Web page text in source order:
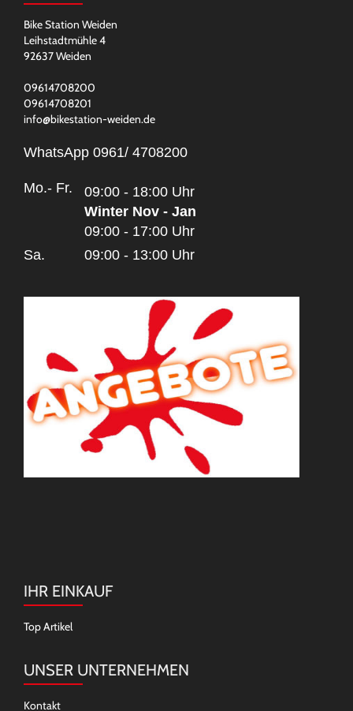
Bike Station Weiden
Leihstadtmühle 4
92637 Weiden
09614708200
09614708201
info@bikestation-weiden.de
WhatsApp 0961/ 4708200
Mo.- Fr. 09:00 - 18:00 Uhr
Winter Nov - Jan
09:00 - 17:00 Uhr
Sa.
09:00 - 13:00 Uhr
IHR EINKAUF
Top Artikel
UNSER UNTERNEHMEN
Kontakt